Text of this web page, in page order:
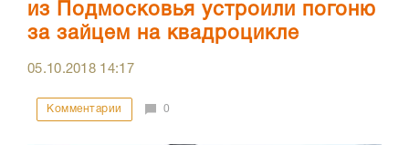
из Подмосковья устроили погоню
за зайцем на квадроцикле
05.10.2018 14:17
Комментарии 0